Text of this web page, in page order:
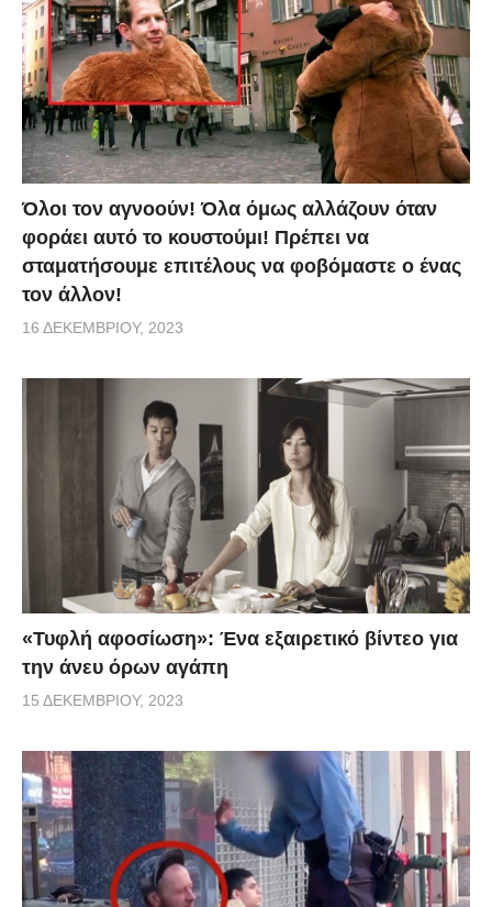
Όλοι τον αγνοούν! Όλα όμως αλλάζουν όταν
φοράει αυτό το κουστούμι! Πρέπει να
σταματήσουμε επιτέλους να φοβόμαστε ο ένας
τον άλλον!
16 ΔΕΚΕΜΒΡΊΟΥ, 2023
«Τυφλή αφοσίωση»: Ένα εξαιρετικό βίντεο για
την άνευ όρων αγάπη
15 ΔΕΚΕΜΒΡΊΟΥ, 2023